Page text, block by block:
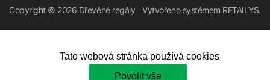
Copyright © 2026 Dřevěné regály Vytvořeno systémem RETAILYS.
Tato webová stránka používá cookies
Povolit vše